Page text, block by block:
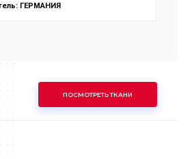
ГЕРМАНИЯ
ПОСМОТРЕТЬ ТКАНИ